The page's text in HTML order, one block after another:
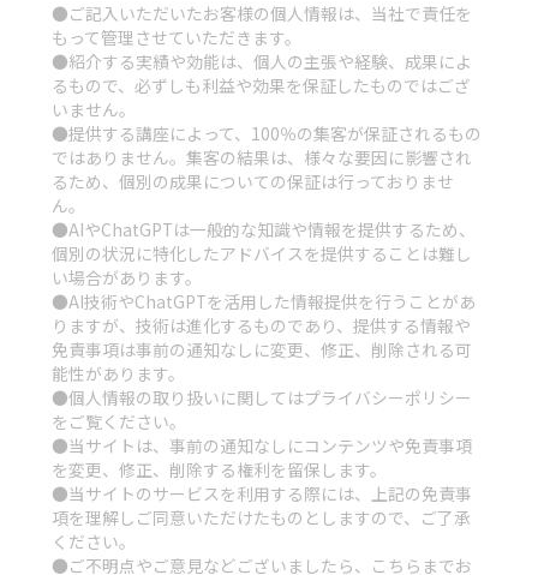
●ご記入いただいたお客様の個人情報は、当社で責任を
もって管理させていただきます。
●紹介する実績や効能は、個人の主張や経験、成果によ
るもので、必ずしも利益や効果を保証したものではござ
いません。
●提供する講座によって、100％の集客が保証されるもの
ではありません。集客の結果は、様々な要因に影響され
るため、個別の成果についての保証は行っておりませ
ん。
●AIやChatGPTは一般的な知識や情報を提供するため、
個別の状況に特化したアドバイスを提供することは難し
い場合があります。
●AI技術やChatGPTを活用した情報提供を行うことがあ
りますが、技術は進化するものであり、提供する情報や
免責事項は事前の通知なしに変更、修正、削除される可
能性があります。
●個人情報の取り扱いに関してはプライバシーポリシー
をご覧ください。
●当サイトは、事前の通知なしにコンテンツや免責事項
を変更、修正、削除する権利を留保します。
●当サイトのサービスを利用する際には、上記の免責事
項を理解しご同意いただけたものとしますので、ご了承
ください。
●ご不明点やご意見などございましたら、 こちら までお